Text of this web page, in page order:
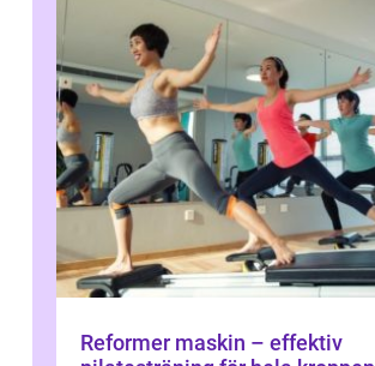
Reformer maskin – effektiv